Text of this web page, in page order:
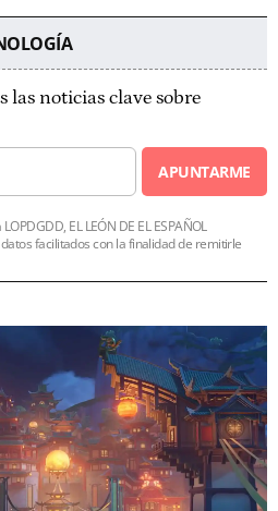
las noticias clave sobre
APUNTARME
EL LEÓN DE EL ESPAÑOL
datos facilitados con la finalidad de remitirle